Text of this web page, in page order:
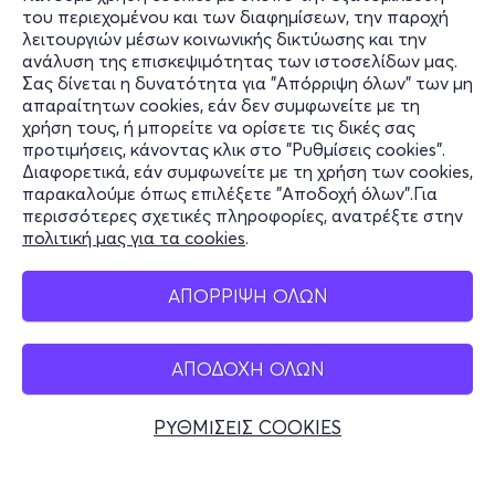
του περιεχομένου και των διαφημίσεων, την παροχή
λειτουργιών μέσων κοινωνικής δικτύωσης και την
ανάλυση της επισκεψιμότητας των ιστοσελίδων μας.
Σας δίνεται η δυνατότητα για "Απόρριψη όλων" των μη
απαραίτητων cookies, εάν δεν συμφωνείτε με τη
χρήση τους, ή μπορείτε να ορίσετε τις δικές σας
προτιμήσεις, κάνοντας κλικ στο "Ρυθμίσεις cookies".
Διαφορετικά, εάν συμφωνείτε με τη χρήση των cookies,
παρακαλούμε όπως επιλέξετε "Αποδοχή όλων".Για
περισσότερες σχετικές πληροφορίες, ανατρέξτε στην
πολιτική μας για τα cookies.
ΑΠΟΡΡΙΨΗ ΟΛΩΝ
ΑΠΟΔΟΧΗ ΟΛΩΝ
ΡΥΘΜΙΣΕΙΣ COOKIES
τελειότητα, το αισθητικό ιδεώδες με το οποίο ο Θεός
έφτιαξε τον κόσμο. Το εφαρμόζει στα έργα του, όπου
ανακαλύπτουμε σχήματα οργανωμένα υπό αυτήν τη
μυστική γεωμετρία. Η διπλή έλικα του DNA γοητεύει
τον Νταλί. Η σπείρα που μεταφέρει γενετική
κληρονομιά είναι οι καμπύλες μέσω των οποίων ο Θεός
μεταφέρει την αθανασία.
ΤΙ ΘΑ ΔΕΙΤΕ ΣΤΗΝ ΕΚΘΕΣΗ
στο μυαλό μίας ιδιοφυίας με προβολές (μέρος τους σε
3D) σε οθόνες επιφάνειας πεντακοσίων τ.μ. όπου Τέχνη
και Τεχνολογία συνδυάζονται σε ένα επαναστατικό
Πληροφορίες
Υποστήριξη
Stay Connected
Mobile app